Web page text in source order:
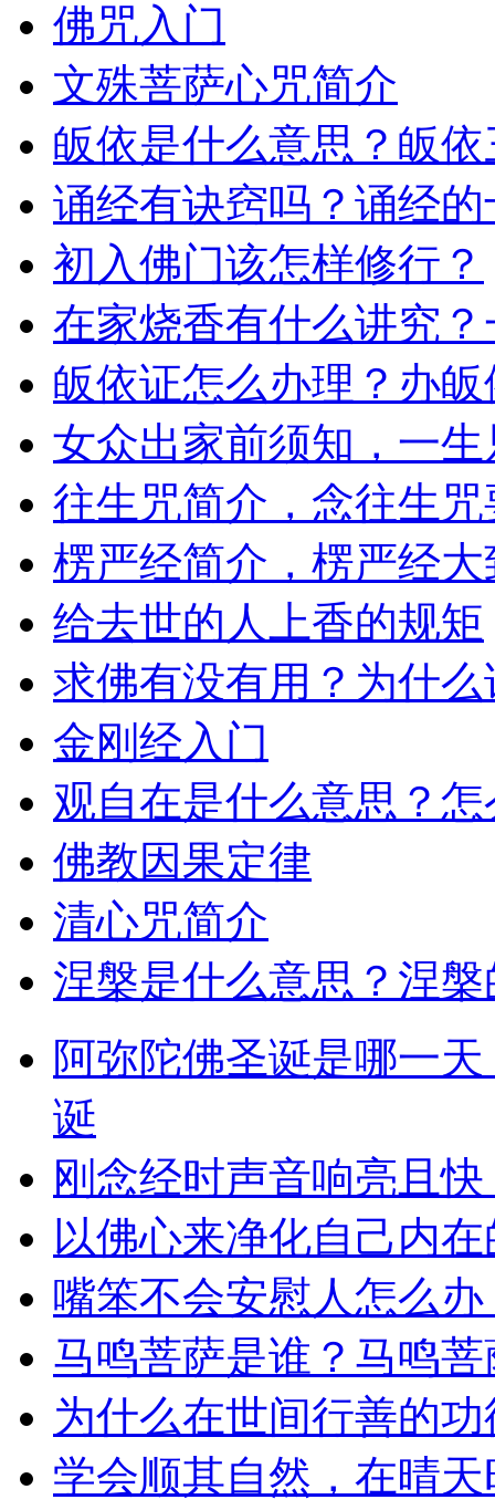
佛咒入门
文殊菩萨心咒简介
皈依是什么意思？皈
诵经有诀窍吗？诵经
初入佛门该怎样修行？
在家烧香有什么讲究
皈依证怎么办理？办
女众出家前须知，一
往生咒简介，念往生
楞严经简介，楞严经
给去世的人上香的规矩
求佛有没有用？为什
金刚经入门
观自在是什么意思？
佛教因果定律
清心咒简介
涅槃是什么意思？涅
阿弥陀佛圣诞是哪一
诞
刚念经时声音响亮且
以佛心来净化自己内
嘴笨不会安慰人怎么办
马鸣菩萨是谁？马鸣
为什么在世间行善的
学会顺其自然，在晴